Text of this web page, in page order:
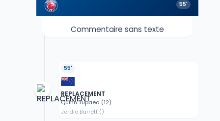
55'
Commentaire sans texte
55'
REPLACEMENT
Quinn Tupaea (12)
Jordie Barrett ()